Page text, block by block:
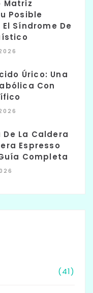
Matriz
Posible
Síndrome De
Úrico: Una
Con
La Caldera
Espresso
Completa
(41)